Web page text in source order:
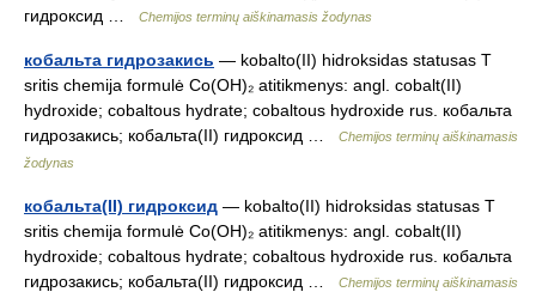
гидроксид …
Chemijos terminų aiškinamasis žodynas
кобальта гидрозакись — kobalto(II) hidroksidas statusas T
sritis chemija formulė Co(OH)₂ atitikmenys: angl. cobalt(II)
hydroxide; cobaltous hydrate; cobaltous hydroxide rus. кобальта
гидрозакись; кобальта(II) гидроксид …
Chemijos terminų aiškinamasis
žodynas
кобальта(II) гидроксид — kobalto(II) hidroksidas statusas T
sritis chemija formulė Co(OH)₂ atitikmenys: angl. cobalt(II)
hydroxide; cobaltous hydrate; cobaltous hydroxide rus. кобальта
гидрозакись; кобальта(II) гидроксид …
Chemijos terminų aiškinamasis